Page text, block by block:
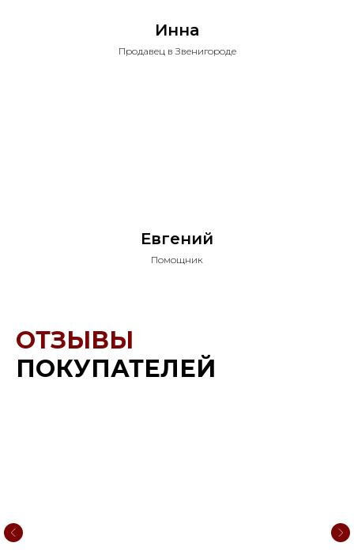
Инна
Продавец в Звенигороде
Евгений
Помощник
ОТЗЫВЫ
ПОКУПАТЕЛЕЙ